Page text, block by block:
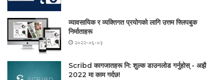
व्यावसायिक र व्यक्तिगत प्रयोगको लागि उत्तम फ्लिपबुक
निर्माताहरू
२०२२-०६-०३
Scribd कागजातहरू नि: शुल्क डाउनलोड गर्नुहोस् - अझै
2022 मा काम गर्दछ!